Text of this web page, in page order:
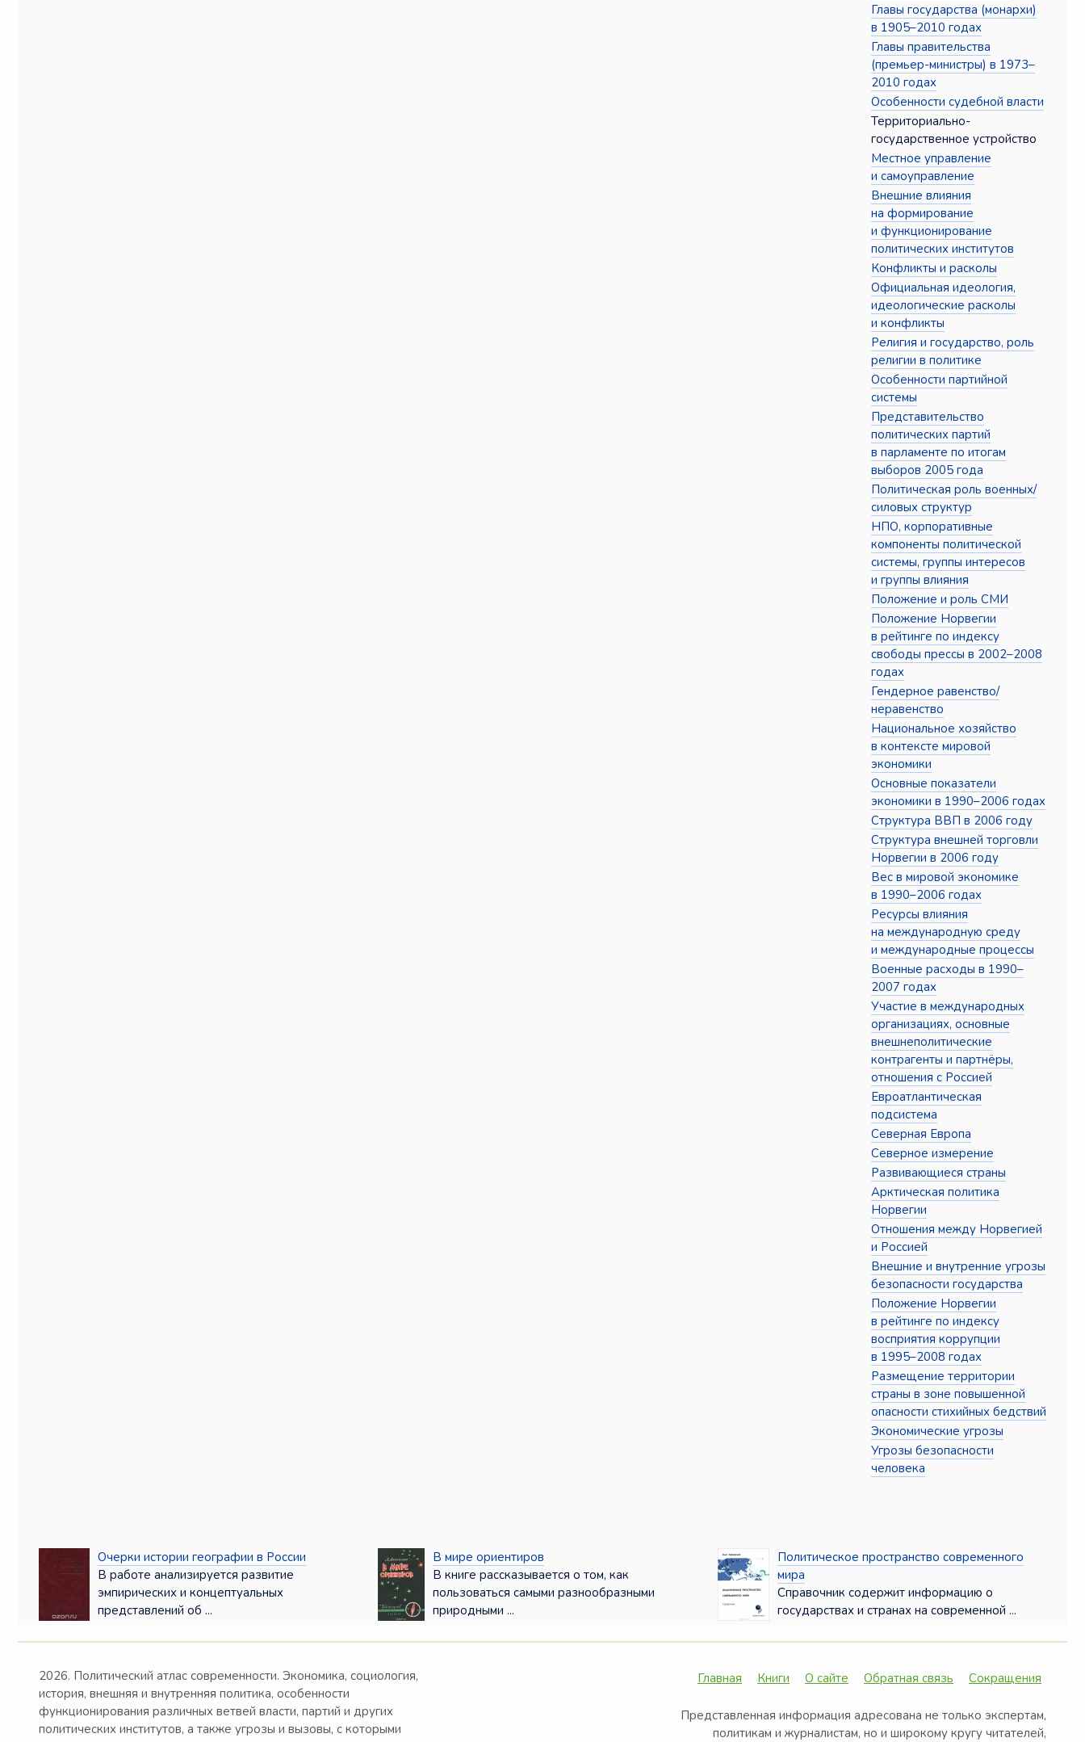
Главы государства (монархи)
в 1905–2010 годах
Главы правительства
(премьер-министры) в 1973–
2010 годах
Особенности судебной власти
Территориально-
государственное устройство
Местное управление
и самоуправление
Внешние влияния
на формирование
и функционирование
политических институтов
Конфликты и расколы
Официальная идеология,
идеологические расколы
и конфликты
Религия и государство, роль
религии в политике
Особенности партийной
системы
Представительство
политических партий
в парламенте по итогам
выборов 2005 года
Политическая роль военных/
силовых структур
НПО, корпоративные
компоненты политической
системы, группы интересов
и группы влияния
Положение и роль СМИ
Положение Норвегии
в рейтинге по индексу
свободы прессы в 2002–2008
годах
Гендерное равенство/
неравенство
Национальное хозяйство
в контексте мировой
экономики
Основные показатели
экономики в 1990–2006 годах
Структура ВВП в 2006 году
Структура внешней торговли
Норвегии в 2006 году
Вес в мировой экономике
в 1990–2006 годах
Ресурсы влияния
на международную среду
и международные процессы
Военные расходы в 1990–
2007 годах
Участие в международных
организациях, основные
внешнеполитические
контрагенты и партнёры,
отношения с Россией
Евроатлантическая
подсистема
Северная Европа
Северное измерение
Развивающиеся страны
Арктическая политика
Норвегии
Отношения между Норвегией
и Россией
Внешние и внутренние угрозы
безопасности государства
Положение Норвегии
в рейтинге по индексу
восприятия коррупции
в 1995–2008 годах
Размещение территории
страны в зоне повышенной
опасности стихийных бедствий
Экономические угрозы
Угрозы безопасности
человека
Очерки истории географии в России
В работе анализируется развитие
эмпирических и концептуальных
представлений об ...
В мире ориентиров
В книге рассказывается о том, как
пользоваться самыми разнообразными
природными ...
Политическое пространство современного
мира
Справочник содержит информацию о
государствах и странах на современной ...
2026. Политический атлас современности. Экономика, социология,
история, внешняя и внутренняя политика, особенности
функционирования различных ветвей власти, партий и других
политических институтов, а также угрозы и вызовы, с которыми
Главная Книги О сайте Обратная связь Сокращения
Представленная информация адресована не только экспертам,
политикам и журналистам, но и широкому кругу читателей,